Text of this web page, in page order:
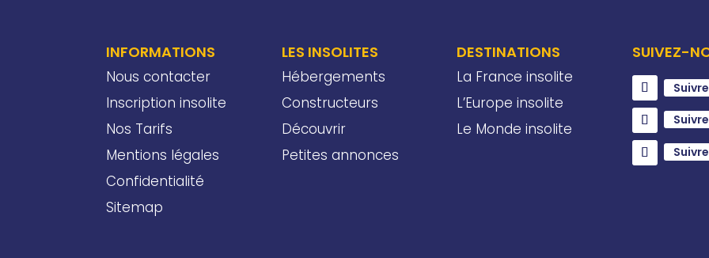
INFORMATIONS
Nous contacter
Inscription insolite
Nos Tarifs
Mentions légales
Confidentialité
Sitemap
LES INSOLITES
Hébergements
Constructeurs
Découvrir
Petites annonces
DESTINATIONS
La France insolite
L’Europe insolite
Le Monde insolite
SUIVEZ-
Suivre
Suivre
Suivre